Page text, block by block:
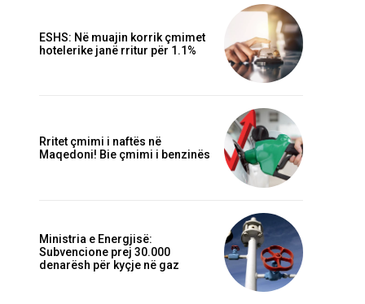
ESHS: Në muajin korrik çmimet
hotelerike janë rritur për 1.1%
Rritet çmimi i naftës në
Maqedoni! Bie çmimi i benzinës
Ministria e Energjisë:
Subvencione prej 30.000
denarësh për kyçje në gaz